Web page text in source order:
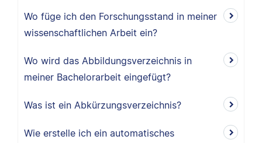
Wo füge ich den Forschungsstand in meiner
wissenschaftlichen Arbeit ein?
Wo wird das Abbildungsverzeichnis in
meiner Bachelorarbeit eingefügt?
Was ist ein Abkürzungsverzeichnis?
Wie erstelle ich ein automatisches